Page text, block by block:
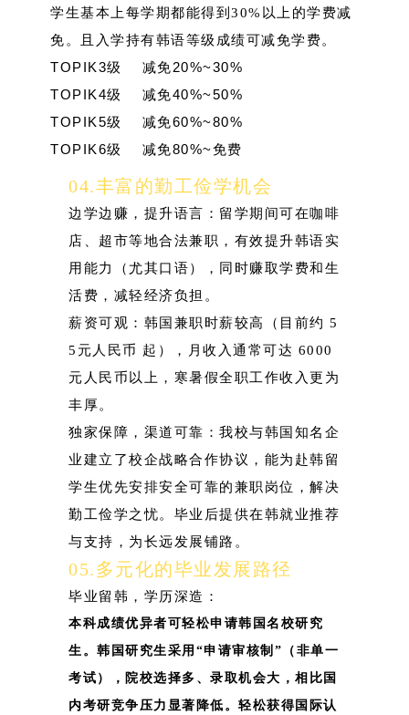
学生基本上每学期都能得到30%以上的学费减
免。且入学持有韩语等级成绩可减免学费。
TOPIK3级 减免20%~30%
TOPIK4级 减免40%~50%
TOPIK5级 减免60%~80%
TOPIK6级 减免80%~免费
04.丰富的勤工俭学机会
边学边赚，提升语言：留学期间可在咖啡
店、超市等地合法兼职，有效提升韩语实
用能力（尤其口语），同时赚取学费和生
活费，减轻经济负担。
薪资可观：韩国兼职时薪较高（目前约 5
5元人民币 起），月收入通常可达 6000
元人民币以上，寒暑假全职工作收入更为
丰厚。
独家保障，渠道可靠：我校与韩国知名企
业建立了校企战略合作协议，能为赴韩留
学生优先安排安全可靠的兼职岗位，解决
勤工俭学之忧。毕业后提供在韩就业推荐
与支持，为长远发展铺路。
05.多元化的毕业发展路径
毕业留韩，学历深造：
本科成绩优异者可轻松申请韩国名校研究
生。韩国研究生采用 “申请审核制”（非单一
考试），院校选择多、录取机会大，相比国
内考研竞争压力显著降低。轻松获得国际认